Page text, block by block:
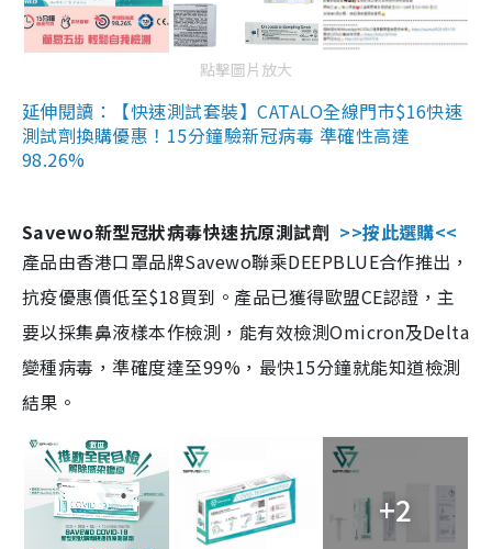
點擊圖片放大
延伸閱讀：【快速測試套裝】CATALO全線門市$16快速
測試劑換購優惠！15分鐘驗新冠病毒 準確性高達
98.26%
Savewo新型冠狀病毒快速抗原測試劑 >>按此選購<<
產品由香港口罩品牌Savewo聯乘DEEPBLUE合作推出，
抗疫優惠價低至$18買到。產品已獲得歐盟CE認證，主
要以採集鼻液樣本作檢測，能有效檢測Omicron及Delta
變種病毒，準確度達至99%，最快15分鐘就能知道檢測
結果。
+2